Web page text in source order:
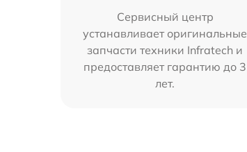
Сервисный центр
устанавливает оригинальные
запчасти техники Infratech и
предоставляет гарантию до 3
лет.